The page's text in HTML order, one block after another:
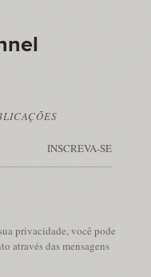
INSCREVA-SE
privacidade, você pode
através das mensagens